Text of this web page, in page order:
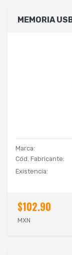
Marca:
Cód. Fabricante:
Existencia:
$102.90
MXN